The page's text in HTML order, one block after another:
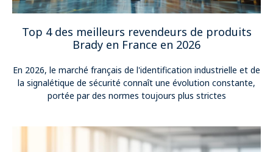
Top 4 des meilleurs revendeurs de produits
Brady en France en 2026
En 2026, le marché français de l'identification industrielle et de
la signalétique de sécurité connaît une évolution constante,
portée par des normes toujours plus strictes